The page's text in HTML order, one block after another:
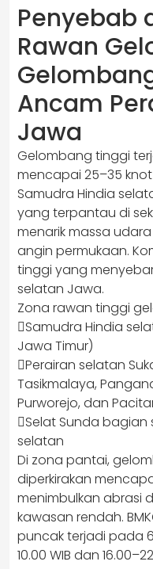
Penyebab
Rawan
Ancam
Jawa
Gelombang tinggi
mencapai 25–35
Samudra Hindia
yang terpantau di
menarik massa
angin permukaan.
tinggi yang
selatan Jawa.
Zona rawan tinggi
Samudra Hindia
Jawa Timur)
Perairan selatan
Tasikmalaya,
Purworejo, dan
Selat Sunda bagian
selatan
Di zona pantai,
diperkirakan
menimbulkan abrasi
kawasan rendah.
puncak terjadi pada
10.00 WIB dan